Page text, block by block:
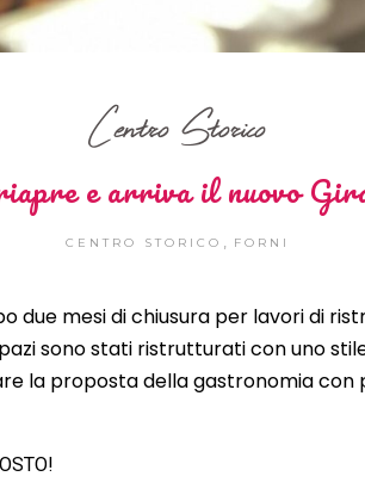
Centro Storico
e arriva il nuovo
CENTRO STORICO FORNI
due mesi di chiusura per lavori di
sono stati ristrutturati con uno
la proposta della gastronomia